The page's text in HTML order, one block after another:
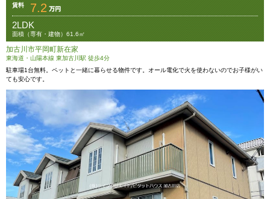
賃料 7.2
2LDK
面積（専有・建物）61.6㎡
加古川市平岡町新在家
東海道・山陽本線 東加古川駅 徒歩4分
駐車場1台無料。ペットと一緒に暮らせる物件です。オール電化で火を使わないのでお子様がい
ても安心です。